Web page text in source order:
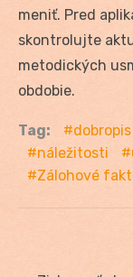
meniť. Pred
skontrolujte
metodických
obdobie.
Tag: dobropis
náležitosti
Zálohové